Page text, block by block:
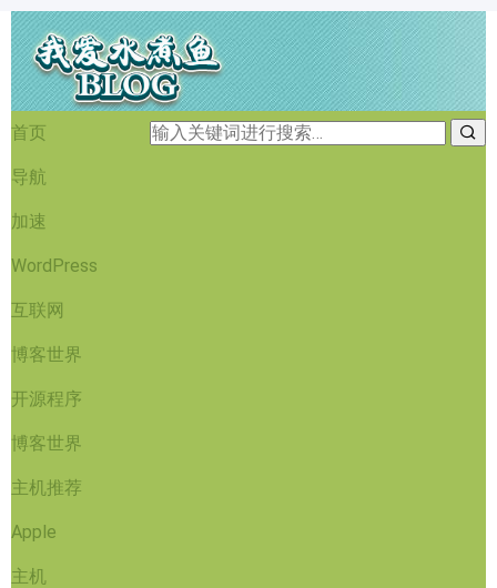
首页
导航
加速
WordPress
互联网
博客世界
开源程序
博客世界
主机推荐
Apple
主机